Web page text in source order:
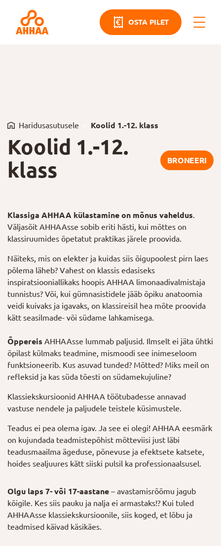
OSTA PILET
Haridusasutusele Koolid 1.-12. klass
Koolid 1.-12.
klass
BRONEERI
Klassiga AHHAA külastamine on mõnus vaheldus.
Väljasõit AHHAAsse sobib eriti hästi, kui mõttes on
klassiruumides õpetatut praktikas järele proovida.
Näiteks, mis on elekter ja kuidas siis õigupoolest pirn laes
põlema läheb? Vahest on klassis edasiseks
inspiratsiooniallikaks hoopis AHHAA limonaadivalmistaja
tunnistus? Või, kui gümnasistidele jääb õpiku anatoomia
veidi kuivaks ja igavaks, on klassireisil hea mõte proovida
kätt seasilmade- või südame lahkamisega.
Õppereis AHHAAsse lummab paljusid. Ilmselt ei jäta ühtki
õpilast külmaks teadmine, mismoodi see inimeseloom
funktsioneerib. Kus asuvad tunded? Mõtted? Miks meil on
refleksid ja kas süda tõesti on südamekujuline?
Klassiekskursioonid AHHAA töötubadesse annavad
vastuse nendele ja paljudele teistele küsimustele.
Teadus ei pea olema igav. Ja see ei olegi! AHHAA eesmärk
on kujundada teadmistepõhist mõtteviisi just läbi
teadusmaailma ägeduse, põnevuse ja efektsete katsete,
hoides sealjuures kätt siiski pulsil ka professionaalsusel.
Olgu laps 7- või 17-aastane – avastamisrõõmu jagub
kõigile. Kes siis pauku ja nalja ei armastaks!? Kui tuled
AHHAAsse klassiekskursioonile, siis koged, et lõbu ja
teadmised käivad käsikäes.